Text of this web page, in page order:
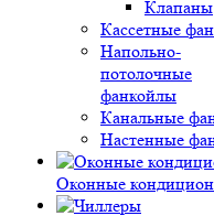
Клапаны
Кассетные
Напольно-
потолочные
фанкойлы
Канальные
Настенные
Оконные